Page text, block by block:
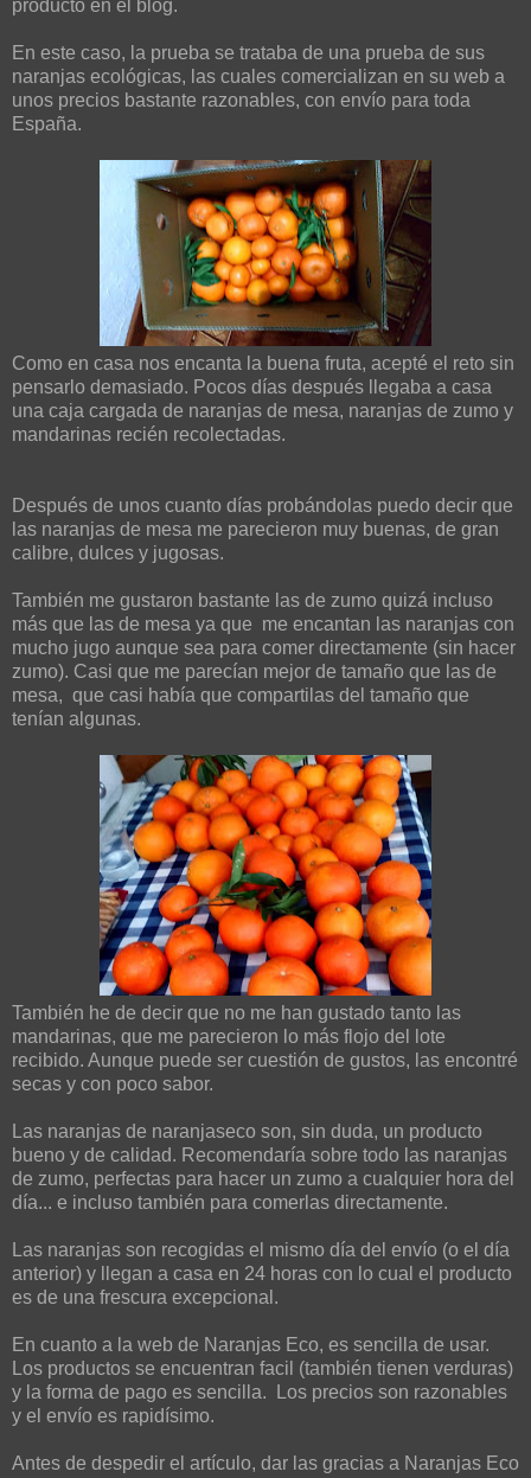
producto en el blog.
En este caso, la prueba se trataba de una prueba de sus
naranjas ecológicas, las cuales comercializan en su web a
unos precios bastante razonables, con envío para toda
España.
Como en casa nos encanta la buena fruta, acepté el reto sin
pensarlo demasiado. Pocos días después llegaba a casa
una caja cargada de naranjas de mesa, naranjas de zumo y
mandarinas recién recolectadas.
Después de unos cuanto días probándolas puedo decir que
las naranjas de mesa me parecieron muy buenas, de gran
calibre, dulces y jugosas.
También me gustaron bastante las de zumo quizá incluso
más que las de mesa ya que me encantan las naranjas con
mucho jugo aunque sea para comer directamente (sin hacer
zumo). Casi que me parecían mejor de tamaño que las de
mesa, que casi había que compartilas del tamaño que
tenían algunas.
También he de decir que no me han gustado tanto las
mandarinas, que me parecieron lo más flojo del lote
recibido. Aunque puede ser cuestión de gustos, las encontré
secas y con poco sabor.
Las naranjas de naranjaseco son, sin duda, un producto
bueno y de calidad. Recomendaría sobre todo las naranjas
de zumo, perfectas para hacer un zumo a cualquier hora del
día... e incluso también para comerlas directamente.
Las naranjas son recogidas el mismo día del envío (o el día
anterior) y llegan a casa en 24 horas con lo cual el producto
es de una frescura excepcional.
En cuanto a la web de Naranjas Eco, es sencilla de usar.
Los productos se encuentran facil (también tienen verduras)
y la forma de pago es sencilla. Los precios son razonables
y el envío es rapidísimo.
Antes de despedir el artículo, dar las gracias a Naranjas Eco